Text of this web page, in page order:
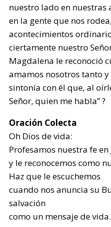
nuestro lado en
en la gente que nos
acontecimientos
ciertamente nuestro
Magdalena le reconoció
amamos nosotros tanto
sintonía con él que, al
Señor, quien me habla” ?
Oración Colecta
Oh Dios de vida:
Profesamos nuestra fe en
y le reconocemos como
Haz que le escuchemos
cuando nos anuncia su
salvación
como un mensaje de vida.